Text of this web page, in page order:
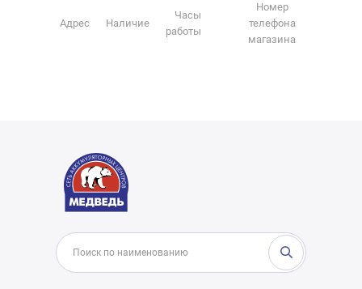
Адрес Наличие
Часы
работы
Номер
телефона
магазина